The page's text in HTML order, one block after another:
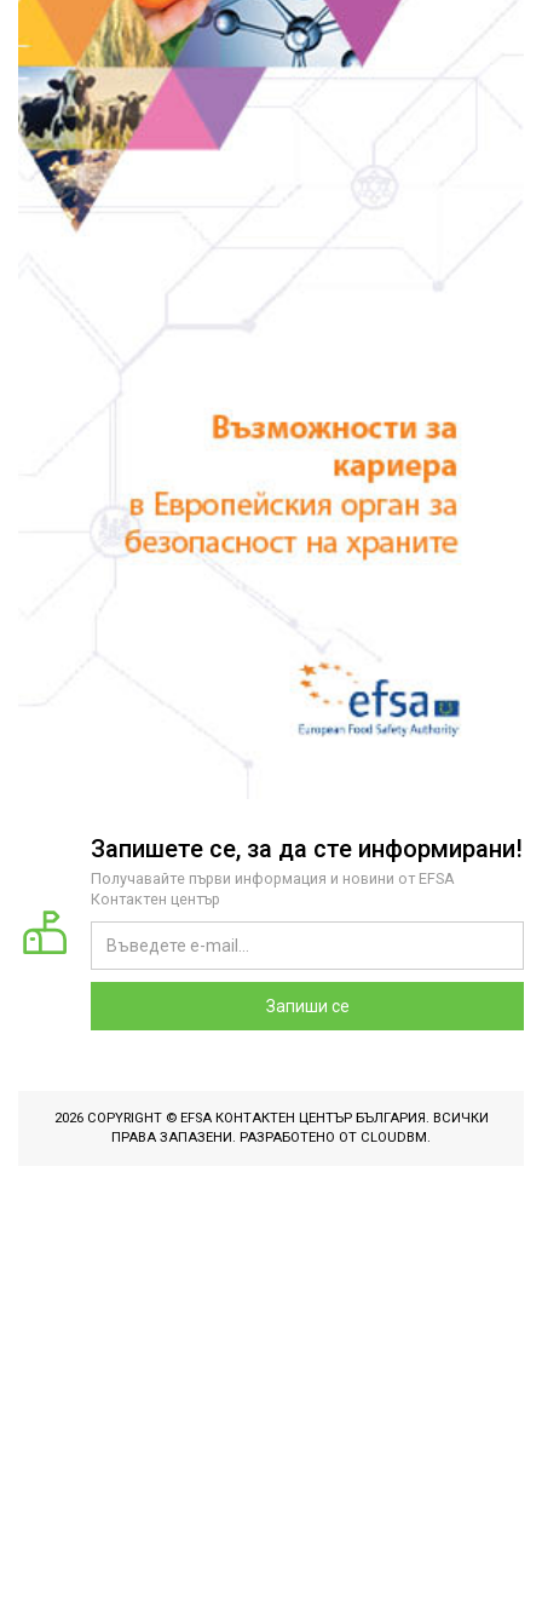
Запишете се, за да сте информирани!
Получавайте първи информация и новини от EFSA
Контактен център
Запиши се
2026 COPYRIGHT © EFSA КОНТАКТЕН ЦЕНТЪР БЪЛГАРИЯ. ВСИЧКИ
ПРАВА ЗАПАЗЕНИ. РАЗРАБОТЕНО ОТ CLOUDBM .